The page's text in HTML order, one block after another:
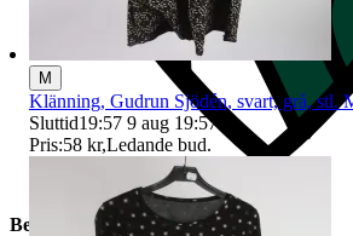
Beskrivning
M
Klänning, Gudrun Sjödén, svart, grå, stl.
Sluttid19:57 9 aug 19:57
Pris:58 kr,Ledande bud.